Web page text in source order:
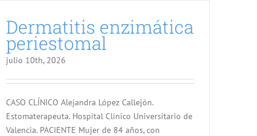
Dermatitis enzimática
periestomal
julio 10th, 2026
CASO CLÍNICO Alejandra López Callejón.
Estomaterapeuta. Hospital Clínico Universitario de
Valencia. PACIENTE Mujer de 84 años, con